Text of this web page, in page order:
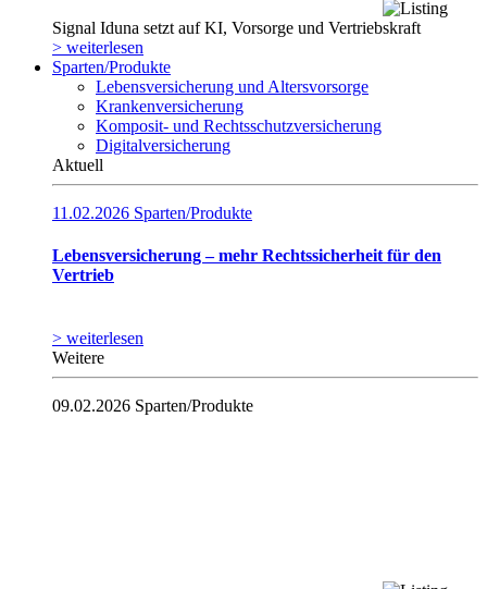
Signal Iduna setzt auf KI, Vorsorge und Vertriebskraft
> weiterlesen
Sparten/Produkte
Lebensversicherung und Altersvorsorge
Krankenversicherung
Komposit- und Rechtsschutzversicherung
Digitalversicherung
Aktuell
11.02.2026 Sparten/Produkte
Lebensversicherung – mehr Rechtssicherheit für den
Vertrieb
> weiterlesen
Weitere
09.02.2026 Sparten/Produkte